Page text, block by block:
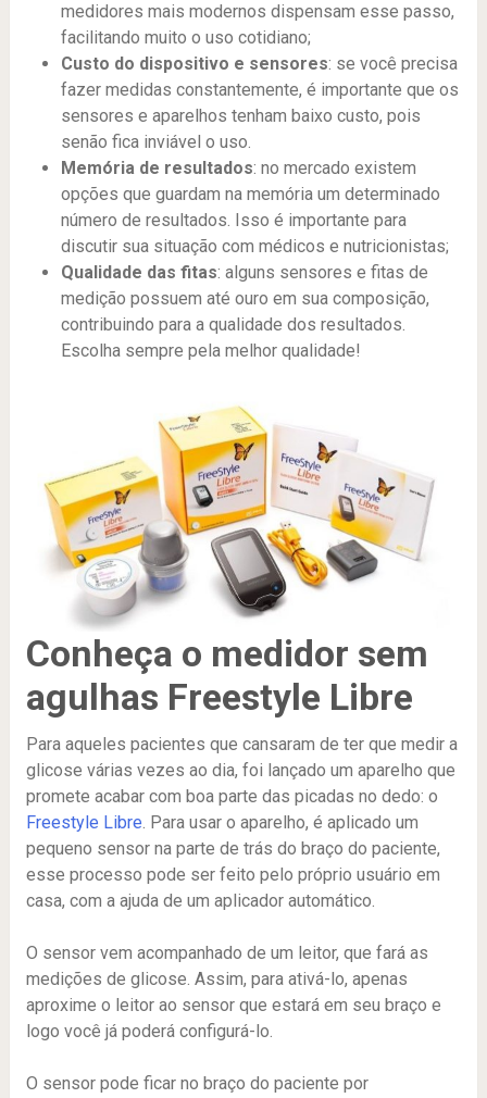
medidores mais modernos dispensam esse passo,
facilitando muito o uso cotidiano;
Custo do dispositivo e sensores: se você precisa
fazer medidas constantemente, é importante que os
sensores e aparelhos tenham baixo custo, pois
senão fica inviável o uso.
Memória de resultados: no mercado existem
opções que guardam na memória um determinado
número de resultados. Isso é importante para
discutir sua situação com médicos e nutricionistas;
Qualidade das fitas: alguns sensores e fitas de
medição possuem até ouro em sua composição,
contribuindo para a qualidade dos resultados.
Escolha sempre pela melhor qualidade!
Conheça o medidor sem
agulhas Freestyle Libre
Para aqueles pacientes que cansaram de ter que medir a
glicose várias vezes ao dia, foi lançado um aparelho que
promete acabar com boa parte das picadas no dedo: o
Freestyle Libre. Para usar o aparelho, é aplicado um
pequeno sensor na parte de trás do braço do paciente,
esse processo pode ser feito pelo próprio usuário em
casa, com a ajuda de um aplicador automático.
O sensor vem acompanhado de um leitor, que fará as
medições de glicose. Assim, para ativá-lo, apenas
aproxime o leitor ao sensor que estará em seu braço e
logo você já poderá configurá-lo.
O sensor pode ficar no braço do paciente por